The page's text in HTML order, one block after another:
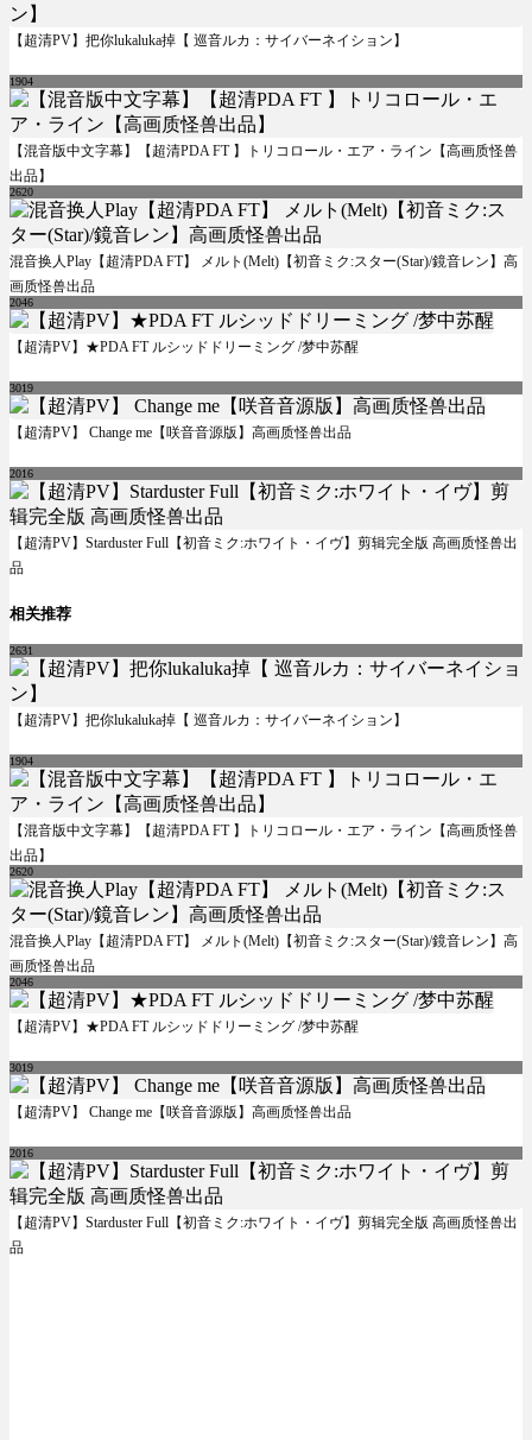
【超清PV】把你lukaluka掉【 巡音ルカ：サイバーネイション】
1904
【混音版中文字幕】【超清PDA FT 】トリコロール・エア・ライン【高画质怪兽
出品】
2620
混音换人Play【超清PDA FT】 メルト(Melt)【初音ミク:スター(Star)/鏡音レン】高
画质怪兽出品
2046
【超清PV】★PDA FT ルシッドドリーミング /梦中苏醒
3019
【超清PV】 Change me【咲音音源版】高画质怪兽出品
2016
【超清PV】Starduster Full【初音ミク:ホワイト・イヴ】剪辑完全版 高画质怪兽出
品
相关推荐
2631
【超清PV】把你lukaluka掉【 巡音ルカ：サイバーネイション】
1904
【混音版中文字幕】【超清PDA FT 】トリコロール・エア・ライン【高画质怪兽
出品】
2620
混音换人Play【超清PDA FT】 メルト(Melt)【初音ミク:スター(Star)/鏡音レン】高
画质怪兽出品
2046
【超清PV】★PDA FT ルシッドドリーミング /梦中苏醒
3019
【超清PV】 Change me【咲音音源版】高画质怪兽出品
2016
【超清PV】Starduster Full【初音ミク:ホワイト・イヴ】剪辑完全版 高画质怪兽出
品